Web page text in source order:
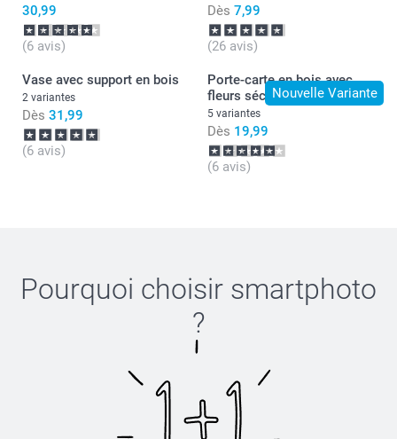
ici
30,99
(6 avis)
Dès 7,99
(26 avis)
Vase avec support en bois
2 variantes
Dès 31,99
(6 avis)
Nouvelle Variante
Porte-carte en bois avec
fleurs séchées
5 variantes
Dès 19,99
(6 avis)
Pourquoi choisir smartphoto
?